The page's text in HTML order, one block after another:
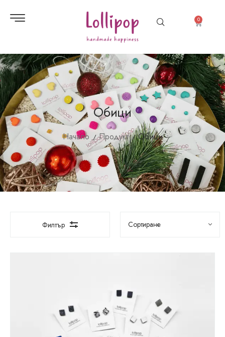
0
Обици
Начало Продукт Обици
Филтър